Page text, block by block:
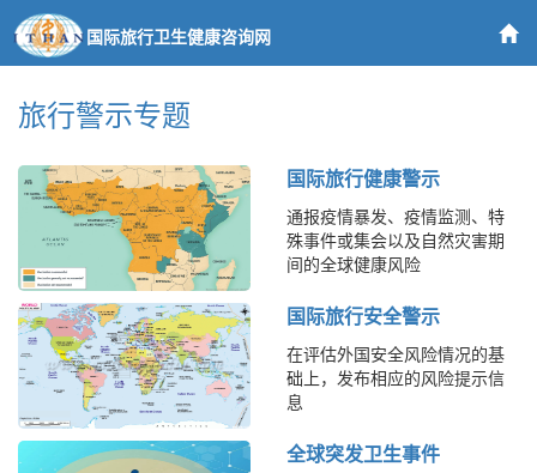
国际旅行卫生健康咨询网
旅行警示专题
国际旅行健康警示
通报疫情暴发、疫情监测、特
殊事件或集会以及自然灾害期
间的全球健康风险
国际旅行安全警示
在评估外国安全风险情况的基
础上，发布相应的风险提示信
息
全球突发卫生事件